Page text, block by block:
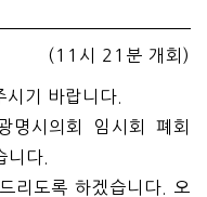
(11시 21분 개회)
기 바랍니다.
시의회 임시회 폐회
니다.
리도록 하겠습니다. 오